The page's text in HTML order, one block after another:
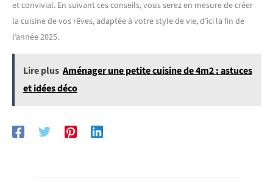
et convivial. En suivant ces conseils, vous serez en mesure de créer
la cuisine de vos rêves, adaptée à votre style de vie, d’ici la fin de
l’année 2025.
Lire plus Aménager une petite cuisine de 4m2 : astuces
et idées déco